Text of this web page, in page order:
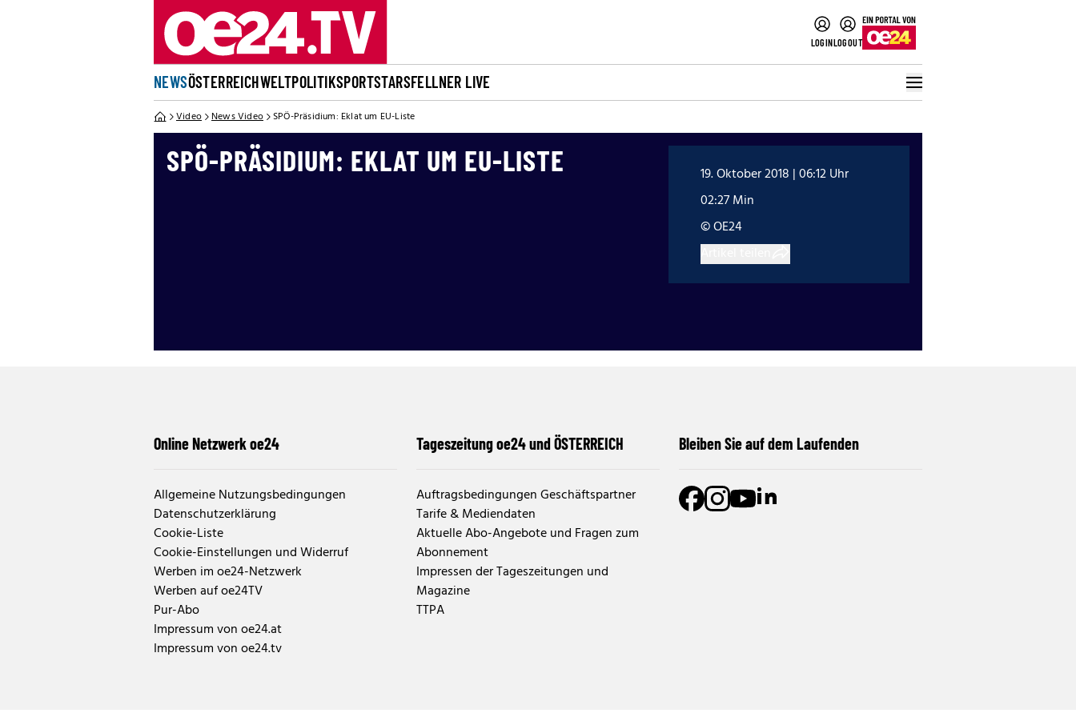
LOGINLOGOUT
NEWSÖSTERREICHWELTPOLITIKSPORTSTARSFELLNER LIVE
Video News Video SPÖ-Präsidium: Eklat um EU-Liste
SPÖ-PRÄSIDIUM: EKLAT UM EU-LISTE
19. Oktober 2018 | 06:12 Uhr
02:27 Min
© OE24
Online Netzwerk oe24
Allgemeine Nutzungsbedingungen
Datenschutzerklärung
Cookie-Liste
Cookie-Einstellungen und Widerruf
Werben im oe24-Netzwerk
Werben auf oe24TV
Pur-Abo
Impressum von oe24.at
Impressum von oe24.tv
Tageszeitung oe24 und ÖSTERREICH
Auftragsbedingungen Geschäftspartner
Tarife & Mediendaten
Aktuelle Abo-Angebote und Fragen zum
Abonnement
Impressen der Tageszeitungen und
Magazine
TTPA
Bleiben Sie auf dem Laufenden